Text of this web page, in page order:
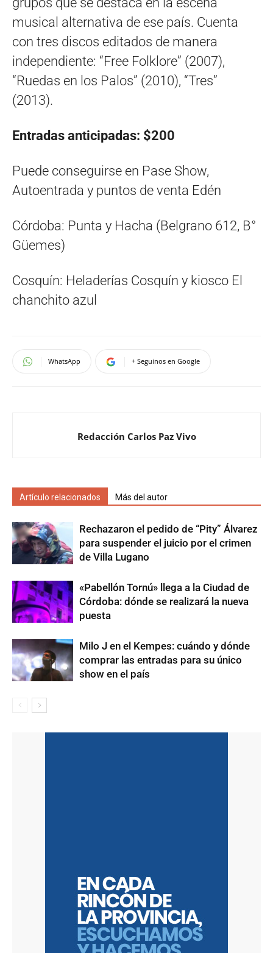
musical alternativa de ese país. Cuenta
con tres discos editados de manera
independiente: “Free Folklore” (2007),
“Ruedas en los Palos” (2010), “Tres”
(2013).
Entradas anticipadas: $200
Puede conseguirse en Pase Show,
Autoentrada y puntos de venta Edén
Córdoba: Punta y Hacha (Belgrano 612, B°
Güemes)
Cosquín: Heladerías Cosquín y kiosco El
chanchito azul
WhatsApp + Seguinos en Google
Redacción Carlos Paz Vivo
Artículo relacionados Más del autor
Rechazaron el pedido de “Pity” Álvarez
para suspender el juicio por el crimen
de Villa Lugano
«Pabellón Tornú» llega a la Ciudad de
Córdoba: dónde se realizará la nueva
puesta
Milo J en el Kempes: cuándo y dónde
comprar las entradas para su único
show en el país